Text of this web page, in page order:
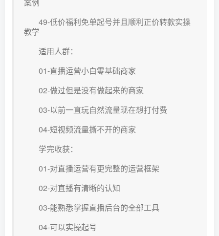
49-低价福利免单起号并且顺利正价转款实操
教学
适用人群：
01-直播运营小白零基础商家
02-做过但是没有做起来的商家
03-以前一直玩自然流量现在想打付费
04-短视频流量撕不开的商家
学完收获：
01-对直播运营有更完整的运营框架
02-对直播有清晰的认知
03-能熟悉掌握直播后台的全部工具
04-可以实操起号